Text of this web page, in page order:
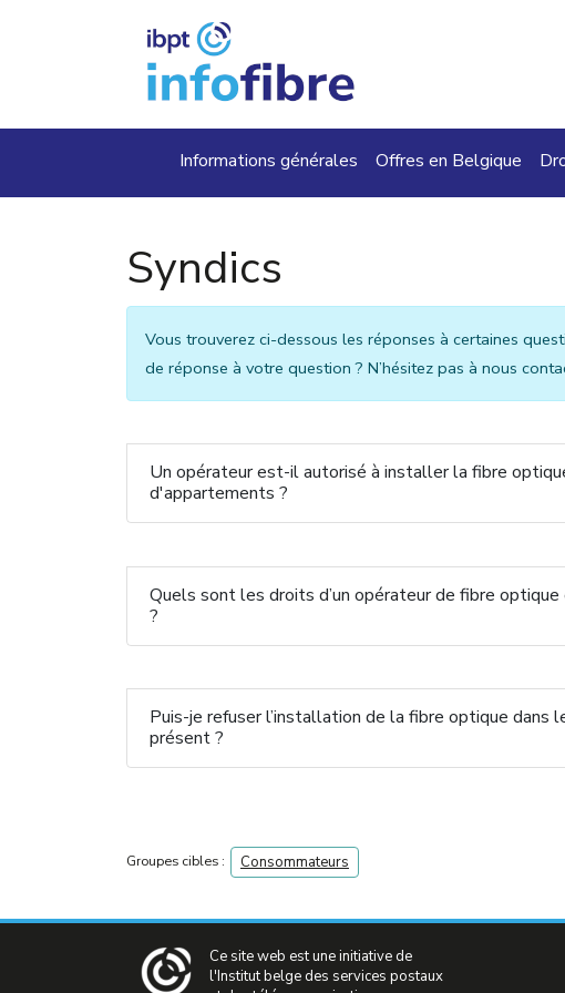
Main navigation
Informations générales Offres en Belgique
Syndics
Vous trouverez ci-dessous les réponses à certaines
de réponse à votre question ? N’hésitez pas à nous
Un opérateur est-il autorisé à installer la fibre
d'appartements ?
Quels sont les droits d’un opérateur de fibre
?
Puis-je refuser l’installation de la fibre optique dans
présent ?
Groupes cibles : Consommateurs
Ce site web est une initiative de
l'Institut belge des services postaux